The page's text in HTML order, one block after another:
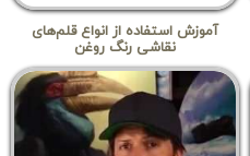
آموزش استفاده از انواع قلم‌های
نقاشی رنگ روغن